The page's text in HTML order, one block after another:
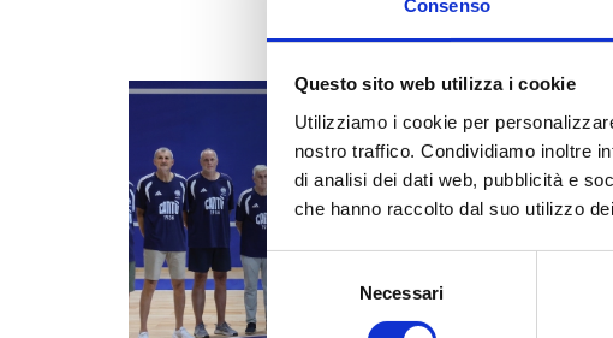
Consenso
Questo sito web utilizza i cookie
Utilizziamo i cookie per
nostro traffico. Condividiamo inoltre
di analisi dei dati web, pubblicità e
che hanno raccolto dal suo utilizzo
Selezione
del
consenso
Necessari